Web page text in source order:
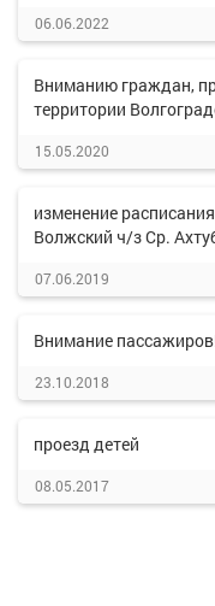
06.06.2022
Вниманию граждан,
территории
15.05.2020
изменение
Волжский ч/з Ср.
07.06.2019
Внимание
23.10.2018
проезд детей
08.05.2017